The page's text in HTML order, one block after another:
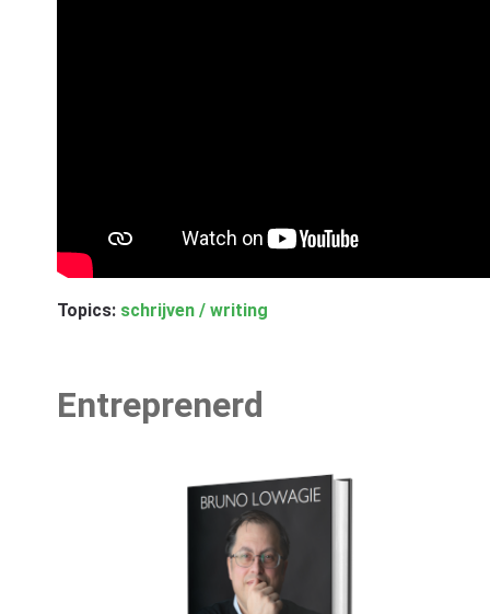
Topics: schrijven / writing
Entreprenerd